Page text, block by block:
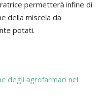
permetterà infine di
della miscela da
potati.
degli agrofarmaci nel